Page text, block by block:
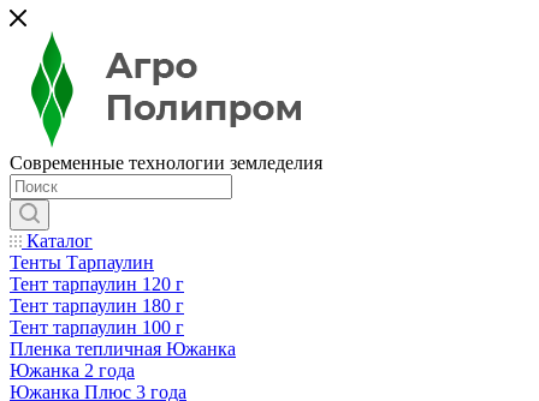
Современные технологии земледелия
Каталог
Тенты Тарпаулин
Тент тарпаулин 120 г
Тент тарпаулин 180 г
Тент тарпаулин 100 г
Пленка тепличная Южанка
Южанка 2 года
Южанка Плюс 3 года